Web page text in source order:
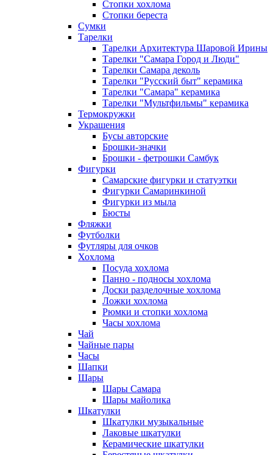
Стопки хохлома
Стопки береста
Сумки
Тарелки
Тарелки Архитектура Шаровой Ирины
Тарелки "Самара Город и Люди"
Тарелки Самара деколь
Тарелки "Русский быт" керамика
Тарелки "Самара" керамика
Тарелки "Мультфильмы" керамика
Термокружки
Украшения
Бусы авторские
Брошки-значки
Брошки - фетрошки Самбук
Фигурки
Самарские фигурки и статуэтки
Фигурки Самаринкиной
Фигурки из мыла
Бюсты
Фляжки
Футболки
Футляры для очков
Хохлома
Посуда хохлома
Панно - подносы хохлома
Доски разделочные хохлома
Ложки хохлома
Рюмки и стопки хохлома
Часы хохлома
Чай
Чайные пары
Часы
Шапки
Шары
Шары Самара
Шары майолика
Шкатулки
Шкатулки музыкальные
Лаковые шкатулки
Керамические шкатулки